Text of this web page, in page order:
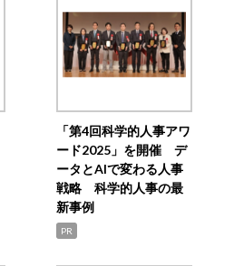
「第4回科学的人事アワ
ード2025」を開催 デ
ータとAIで変わる人事
戦略 科学的人事の最
新事例
PR